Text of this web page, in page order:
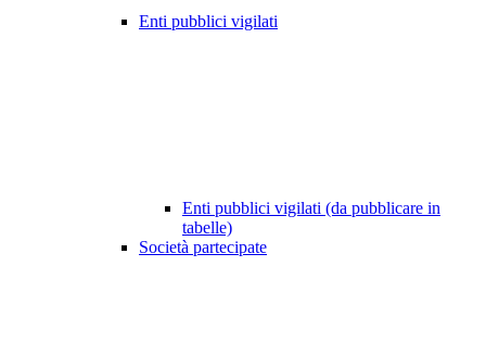
Enti pubblici vigilati
Enti pubblici vigilati (da pubblicare in
tabelle)
Società partecipate